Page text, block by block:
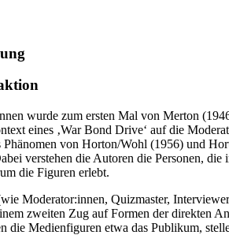
wurde zum ersten Mal von Merton
eines ‚War Bond Drive‘ auf die
von Horton/Wohl (1956) und
verstehen die Autoren die Personen,
die Figuren erlebt.
Moderator:innen, Quizmaster,
zweiten Zug auf Formen der direkten
die Medienfiguren etwa das Publikum,